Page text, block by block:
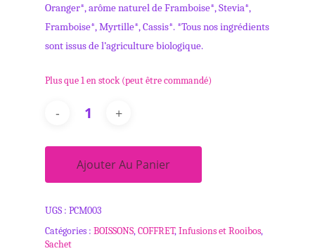
Oranger*, arôme naturel de Framboise*, Stevia*,
Framboise*, Myrtille*, Cassis*. *Tous nos ingrédients
sont issus de l’agriculture biologique.
Plus que 1 en stock (peut être commandé)
Ajouter Au Panier
UGS : PCM003
Catégories : BOISSONS,COFFRET,Infusions et Rooibos,
Sachet